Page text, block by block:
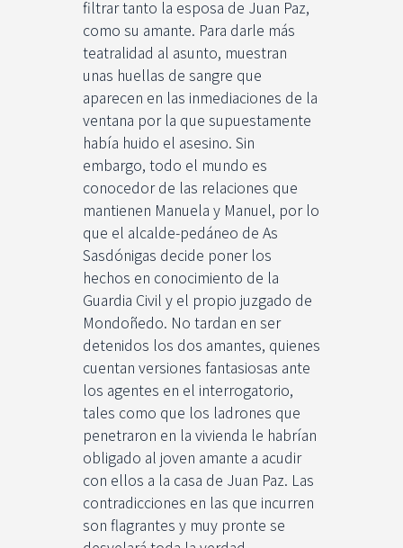
filtrar tanto la esposa de Juan Paz,
como su amante. Para darle más
teatralidad al asunto, muestran
unas huellas de sangre que
aparecen en las inmediaciones de la
ventana por la que supuestamente
había huido el asesino. Sin
embargo, todo el mundo es
conocedor de las relaciones que
mantienen Manuela y Manuel, por lo
que el alcalde-pedáneo de As
Sasdónigas decide poner los
hechos en conocimiento de la
Guardia Civil y el propio juzgado de
Mondoñedo. No tardan en ser
detenidos los dos amantes, quienes
cuentan versiones fantasiosas ante
los agentes en el interrogatorio,
tales como que los ladrones que
penetraron en la vivienda le habrían
obligado al joven amante a acudir
con ellos a la casa de Juan Paz. Las
contradicciones en las que incurren
son flagrantes y muy pronte se